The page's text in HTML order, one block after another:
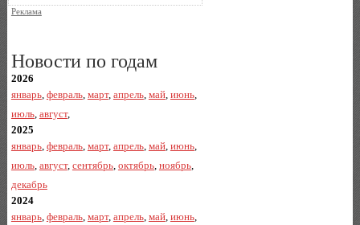
Реклама
Новости по годам
2026
январь, февраль, март, апрель, май, июнь,
июль, август,
2025
январь, февраль, март, апрель, май, июнь,
июль, август, сентябрь, октябрь, ноябрь,
декабрь
2024
январь, февраль, март, апрель, май, июнь,